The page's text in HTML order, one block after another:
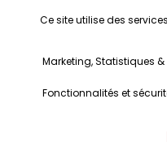
ET PLUS
Ce site utilise des
Marketing, Statistiques &
Fonctionnalités et